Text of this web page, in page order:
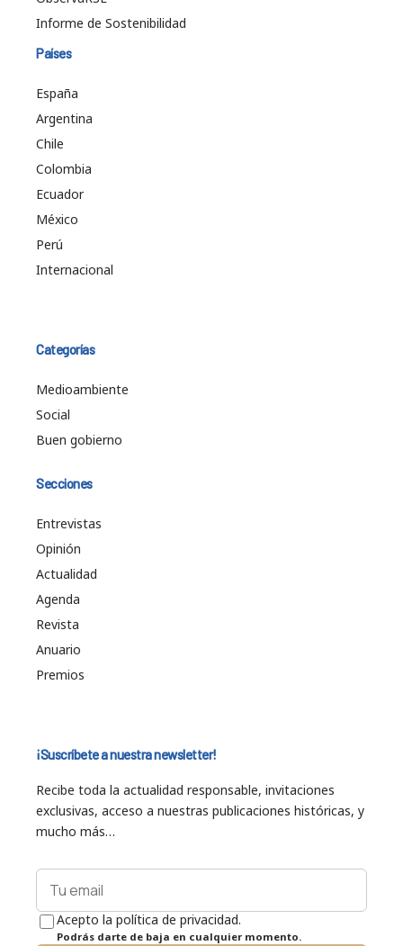
Informe de Sostenibilidad
Países
España
Argentina
Chile
Colombia
Ecuador
México
Perú
Internacional
Categorías
Medioambiente
Social
Buen gobierno
Secciones
Entrevistas
Opinión
Actualidad
Agenda
Revista
Anuario
Premios
¡Suscríbete a nuestra newsletter!
Recibe toda la actualidad responsable, invitaciones
exclusivas, acceso a nuestras publicaciones históricas, y
mucho más…
Acepto la política de privacidad.
Podrás darte de baja en cualquier momento.